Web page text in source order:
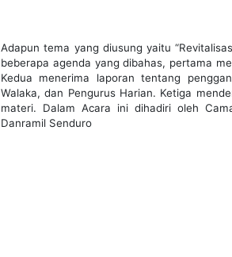
Adapun tema yang diusung yaitu
beberapa agenda yang dibahas, pertama
Kedua menerima laporan tentang
Walaka, dan Pengurus Harian. Ketiga
materi. Dalam Acara ini dihadiri oleh
Danramil Senduro